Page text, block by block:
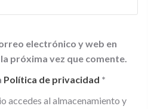
electrónico y web en
próxima vez que comente.
Política de privacidad *
accedes al almacenamiento y